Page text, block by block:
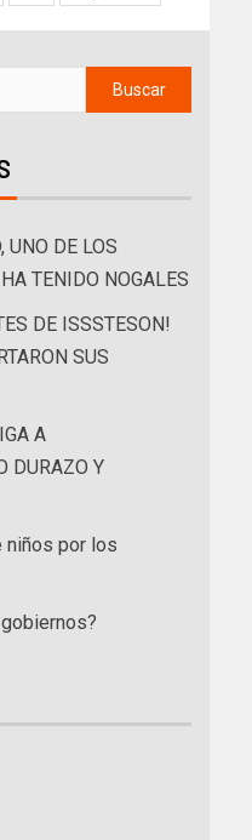
UNO DE LOS
TENIDO NOGALES
DE ISSSTESON!
SUS
A
DURAZO Y
niños por los